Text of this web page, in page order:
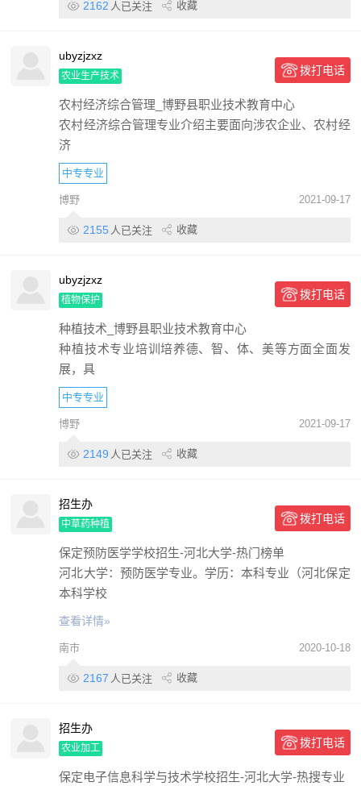
2162 人已关注 收藏
ubyzjzxz
农业生产技术 拨打电话
农村经济综合管理_博野县职业技术教育中心
农村经济综合管理专业介绍主要面向涉农企业、农村经
济
中专专业
博野 2021-09-17
2155 人已关注 收藏
ubyzjzxz
植物保护 拨打电话
种植技术_博野县职业技术教育中心
种植技术专业培训培养德、智、体、美等方面全面发
展，具
中专专业
博野 2021-09-17
2149 人已关注 收藏
招生办
中草药种植 拨打电话
保定预防医学学校招生-河北大学-热门榜单
河北大学：预防医学专业。学历：本科专业（河北保定
本科学校
查看详情»
南市 2020-10-18
2167 人已关注 收藏
招生办
农业加工 拨打电话
保定电子信息科学与技术学校招生-河北大学-热搜专业